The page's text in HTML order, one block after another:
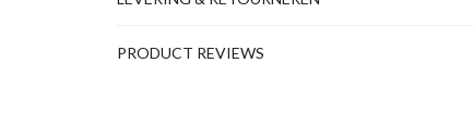
PRODUCT REVIEWS